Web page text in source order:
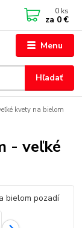
Menu
Hľadať
0 ks
za 0 €
kvety na bielom
- veľké